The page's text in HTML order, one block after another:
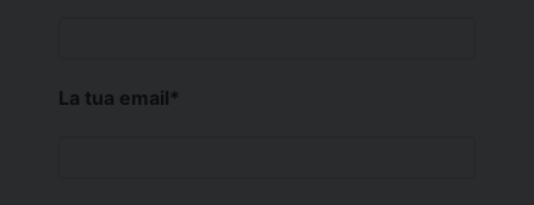
La tua email*